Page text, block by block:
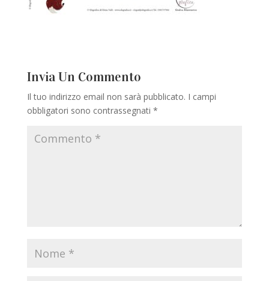
Invia Un Commento
Il tuo indirizzo email non sarà pubblicato. I campi
obbligatori sono contrassegnati *